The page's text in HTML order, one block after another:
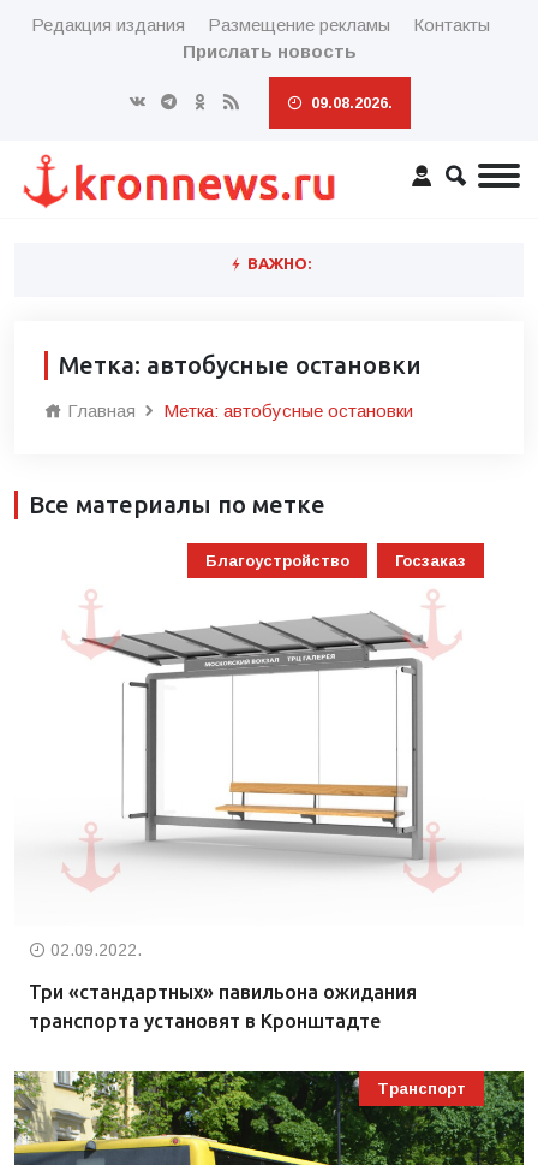
Редакция издания Размещение рекламы
Контакты
Прислать новость
09.08.2026.
ВАЖНО:
Метка: автобусные остановки
Главная Метка: автобусные остановки
Все материалы по метке
Благоустройство Госзаказ
02.09.2022.
Три «стандартных» павильона ожидания
транспорта установят в Кронштадте
Транспорт